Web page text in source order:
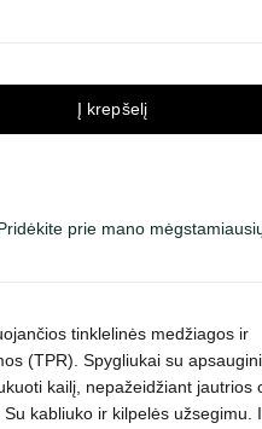
Į krepšelį
prie mano
tinklelinės medžiagos ir
(TPR). Spygliukai su
kailį, nepažeidžiant jautrios
kabliuko ir kilpelės užsegimu. I